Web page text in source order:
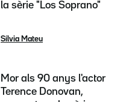
la sèrie "Los Soprano"
Sílvia Mateu
Mor als 90 anys l'actor
Terence Donovan,